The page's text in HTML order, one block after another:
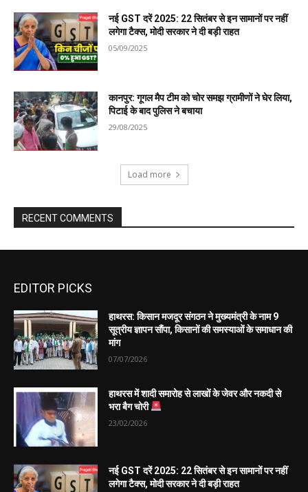
EDITOR PICKS
हाथरस: किसान मजदूर संगठन ने मुख्यमंत्री के नाम 9
सूत्रीय ज्ञापन सौंपा, किसानों की समस्याओं के समाधान की
मांग
07/07/2026
हाथरस में शादी समारोह से लाखों के जेवर और नकदी से
भरा बैग चोरी
23/02/2026
नई GST दरें 2025: 22 सितंबर से इन सामानों पर नहीं
लगेगा टैक्स, मोदी सरकार ने दी बड़ी राहत